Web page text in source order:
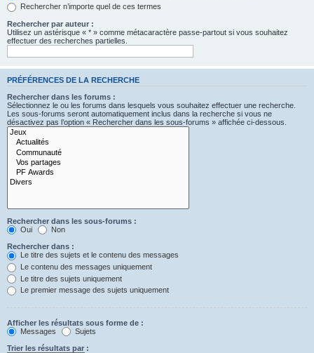
Rechercher n’importe quel de ces termes
Rechercher par auteur :
Utilisez un astérisque « * » comme métacaractère passe-partout si vous souhaitez
effectuer des recherches partielles.
PRÉFÉRENCES DE LA RECHERCHE
Rechercher dans les forums :
Sélectionnez le ou les forums dans lesquels vous souhaitez effectuer une recherche.
Les sous-forums seront automatiquement inclus dans la recherche si vous ne
désactivez pas l’option « Rechercher dans les sous-forums » affichée ci-dessous.
Rechercher dans les sous-forums :
Oui
Non
Rechercher dans :
Le titre des sujets et le contenu des messages
Le contenu des messages uniquement
Le titre des sujets uniquement
Le premier message des sujets uniquement
Afficher les résultats sous forme de :
Messages
Sujets
Trier les résultats par :